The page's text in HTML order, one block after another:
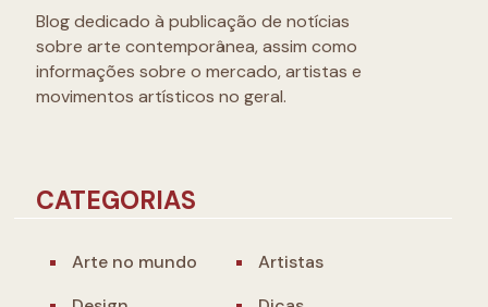
Blog dedicado à publicação de notícias
sobre arte contemporânea, assim como
informações sobre o mercado, artistas e
movimentos artísticos no geral.
CATEGORIAS
Arte no mundo
Artistas